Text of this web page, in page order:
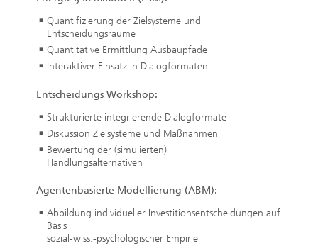
Quantifizierung der Zielsysteme und
Entscheidungsräume
Quantitative Ermittlung Ausbaupfade
Interaktiver Einsatz in Dialogformaten
Entscheidungs Workshop:
Strukturierte integrierende Dialogformate
Diskussion Zielsysteme und Maßnahmen
Bewertung der (simulierten)
Handlungsalternativen
Agentenbasierte Modellierung (ABM):
Abbildung individueller Investitionsentscheidungen auf
Basis
sozial-wiss.-psychologischer Empirie